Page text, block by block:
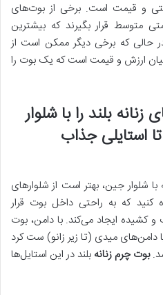
و قیمت است. برخی از بوت‌های
متوسط قرار بگیرند که بیشترین
حالی که برخی دیگر ممکن است از
ارزش و قیمت است که یک بوت را
بلند را با شلوار
استایلی جذاب
شلوار جین، بهتر است از شلوارهای
کنید که به راحتی داخل بوت قرار
کشیده ایجاد می‌کند. با دامن، بوت
دامن‌های میدی (تا زیر زانو) ست کرد
بوت چرم زنانه بلند در این استایل‌ها